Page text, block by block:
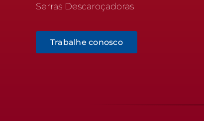
Serras Descaroçadoras
Trabalhe conosco